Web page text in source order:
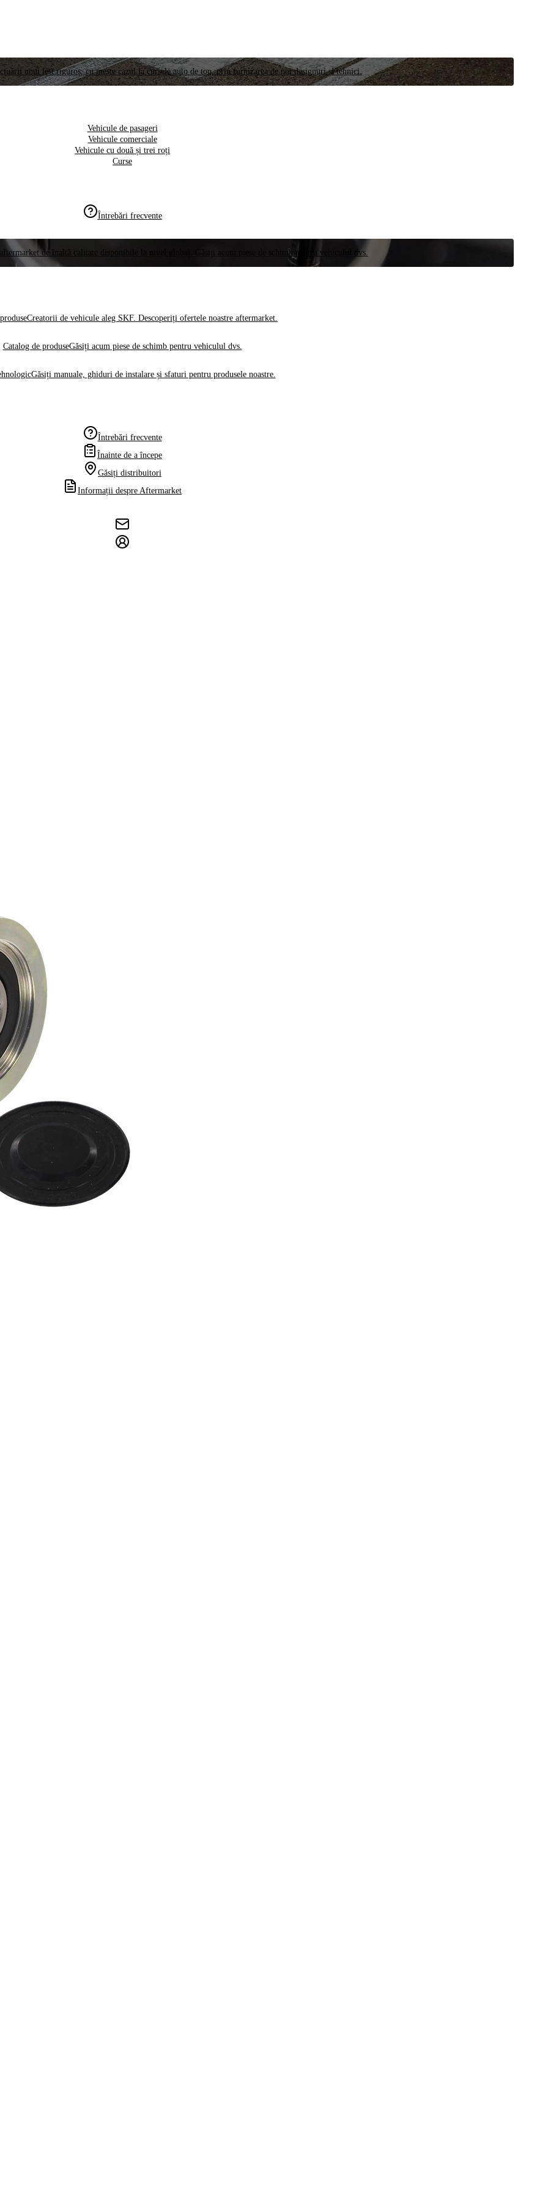
unui test riguros, cu meste cazul la cursele auto de top, prin furnizarea de noi designuri și tehnici.
Vehicule de pasageri
Vehicule comerciale
Vehicule cu două și trei roți
Curse
Întrebări frecvente
de înaltă calitate disponibile la nivel global. Găsiți acum piese de schimb pentru vehiculul dvs.
Creatorii de vehicule aleg SKF. Descoperiți ofertele noastre aftermarket.
Catalog de produseGăsiți acum piese de schimb pentru vehiculul dvs.
Găsiți manuale, ghiduri de instalare și sfaturi pentru produsele noastre.
Întrebări frecvente
Înainte de a începe
Găsiți distribuitori
Informații despre Aftermarket